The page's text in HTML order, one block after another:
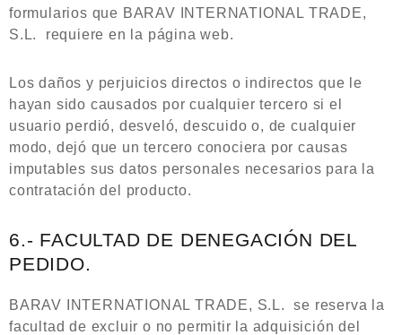
formularios que BARAV INTERNATIONAL TRADE,
S.L. requiere en la página web.
Los daños y perjuicios directos o indirectos que le
hayan sido causados por cualquier tercero si el
usuario perdió, desveló, descuido o, de cualquier
modo, dejó que un tercero conociera por causas
imputables sus datos personales necesarios para la
contratación del producto.
6.- FACULTAD DE DENEGACIÓN DEL
PEDIDO.
BARAV INTERNATIONAL TRADE, S.L. se reserva la
facultad de excluir o no permitir la adquisición del